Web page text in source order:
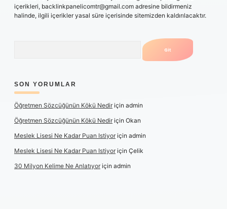
içerikleri, backlinkpanelicomtr@gmail.com adresine bildirmeniz
halinde, ilgili içerikler yasal süre içerisinde sitemizden kaldırılacaktır.
SON YORUMLAR
Öğretmen Sözcüğünün Kökü Nediriçin admin
Öğretmen Sözcüğünün Kökü Nediriçin Okan
Meslek Lisesi Ne Kadar Puan Istiyoriçin admin
Meslek Lisesi Ne Kadar Puan Istiyoriçin Çelik
30 Milyon Kelime Ne Anlatıyoriçin admin